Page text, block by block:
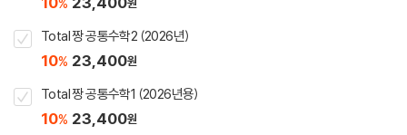
Total 짱 공통수학2 (2026년)
10% 23,400원
Total 짱 공통수학1 (2026년용)
10% 23,400원